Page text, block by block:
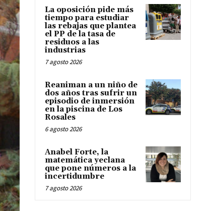
La oposición pide más
tiempo para estudiar
las rebajas que plantea
el PP de la tasa de
residuos a las
industrias
7 agosto 2026
Reaniman a un niño de
dos años tras sufrir un
episodio de inmersión
en la piscina de Los
Rosales
6 agosto 2026
Anabel Forte, la
matemática yeclana
que pone números a la
incertidumbre
7 agosto 2026